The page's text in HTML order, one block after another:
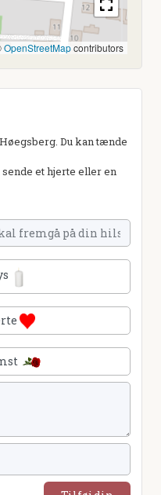
OpenStreetMapcontributors
Du kan tænde
et hjerte eller en